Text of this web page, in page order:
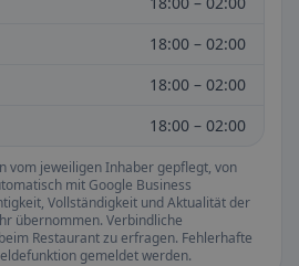
18:00 – 02:00
18:00 – 02:00
18:00 – 02:00
vom jeweiligen Inhaber gepflegt, von
mit Google Business
Vollständigkeit und Aktualität der
übernommen. Verbindliche
Restaurant zu erfragen. Fehlerhafte
gemeldet werden.